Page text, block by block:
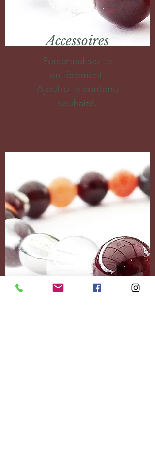
Accessoires
Personnalisez-le
entièrement.
Ajoutez le contenu
souhaité.